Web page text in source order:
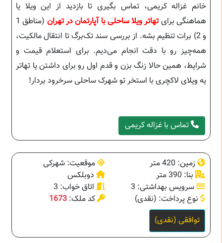
خانم غزاله کریمی، تماس بگیری تا بازدید از این ویلا یا
هماهنگی برایتهاتر ویلا ساحلی با آپارتمان در تهران
(مناطق 1
و 2) برات تنظیم بشه. از بررسی سند تک‌برگ تا انتقال مالکیت،
همه‌چیز رو با دقت انجام می‌دیم. برای استعلام قیمت و
شرایط، همین حالا زنگ بزن و قدم اول رو برای داشتن یا تهاتر
یه ویلای لاکچری با استخر تو شهرک ساحلی سرخرود بردار!
تماس با غزاله کریمی
زمین: 420 متر
موقعیت: شهرکی
بنا: 390 متر
دوبلکس
سرویس بهداشتی: 3
اتاق خواب: 3
نوع پرداخت: (نقدی)
کد ملک: 1673
توافقی (نقدی)